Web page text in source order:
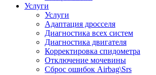
Услуги
Услуги
Адаптация дросселя
Диагностика всех систем
Диагностика двигателя
Корректировка спидометра
Отключение мочевины
Сброс ошибок Airbag\Srs